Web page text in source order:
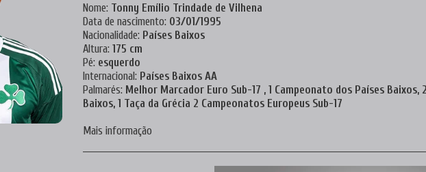
Nome: Tonny Emílio Trindade de Vilhena
Data de nascimento: 03/01/1995
Nacionalidade: Países Baixos
Altura: 175 cm
Pé: esquerdo
Internacional: Países Baixos AA
Palmarés: Melhor Marcador Euro Sub-17 , 1 Campeonato dos Países
Baixos, 1 Taça da Grécia 2 Campeonatos Europeus Sub-17
Mais informação